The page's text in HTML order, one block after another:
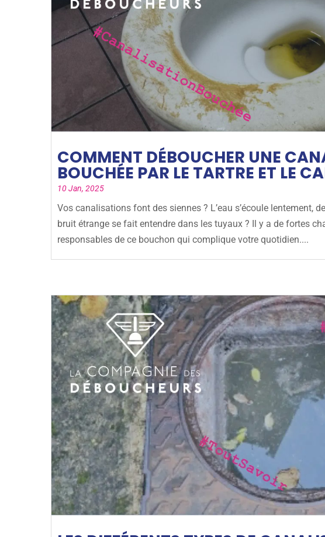
COMMENT DÉBOUCHER UNE
BOUCHÉE PAR LE TARTRE ET LE
10 Jan, 2025
Vos canalisations font des siennes ? L’eau s’écoule lentement,
bruit étrange se fait entendre dans les tuyaux ? Il y a de fortes
responsables de ce bouchon qui complique votre quotidien....